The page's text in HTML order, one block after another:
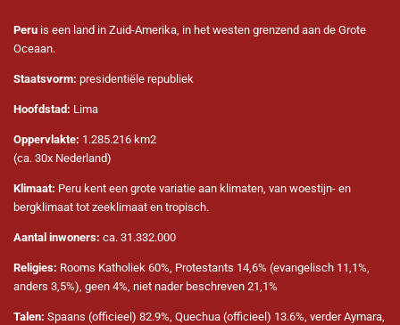
Peru is een land in Zuid-Amerika, in het westen grenzend aan de Grote
Oceaan.
Staatsvorm: presidentiële republiek
Hoofdstad: Lima
Oppervlakte: 1.285.216 km2
(ca. 30x Nederland)
Klimaat: Peru kent een grote variatie aan klimaten, van woestijn- en
bergklimaat tot zeeklimaat en tropisch.
Aantal inwoners: ca. 31.332.000
Religies: Rooms Katholiek 60%, Protestants 14,6% (evangelisch 11,1%,
anders 3,5%), geen 4%, niet nader beschreven 21,1%
Talen: Spaans (officieel) 82.9%, Quechua (officieel) 13.6%, verder Aymara,